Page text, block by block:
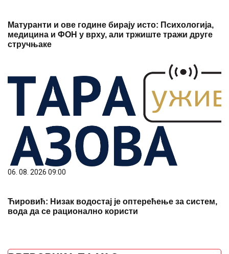
Матуранти и ове године бирају исто: Психологија,
медицина и ФОН у врху, али тржиште тражи друге
стручњаке
06. 08. 2026 09:00
Ћировић: Низак водостај је оптерећење за систем,
вода да се рационално користи